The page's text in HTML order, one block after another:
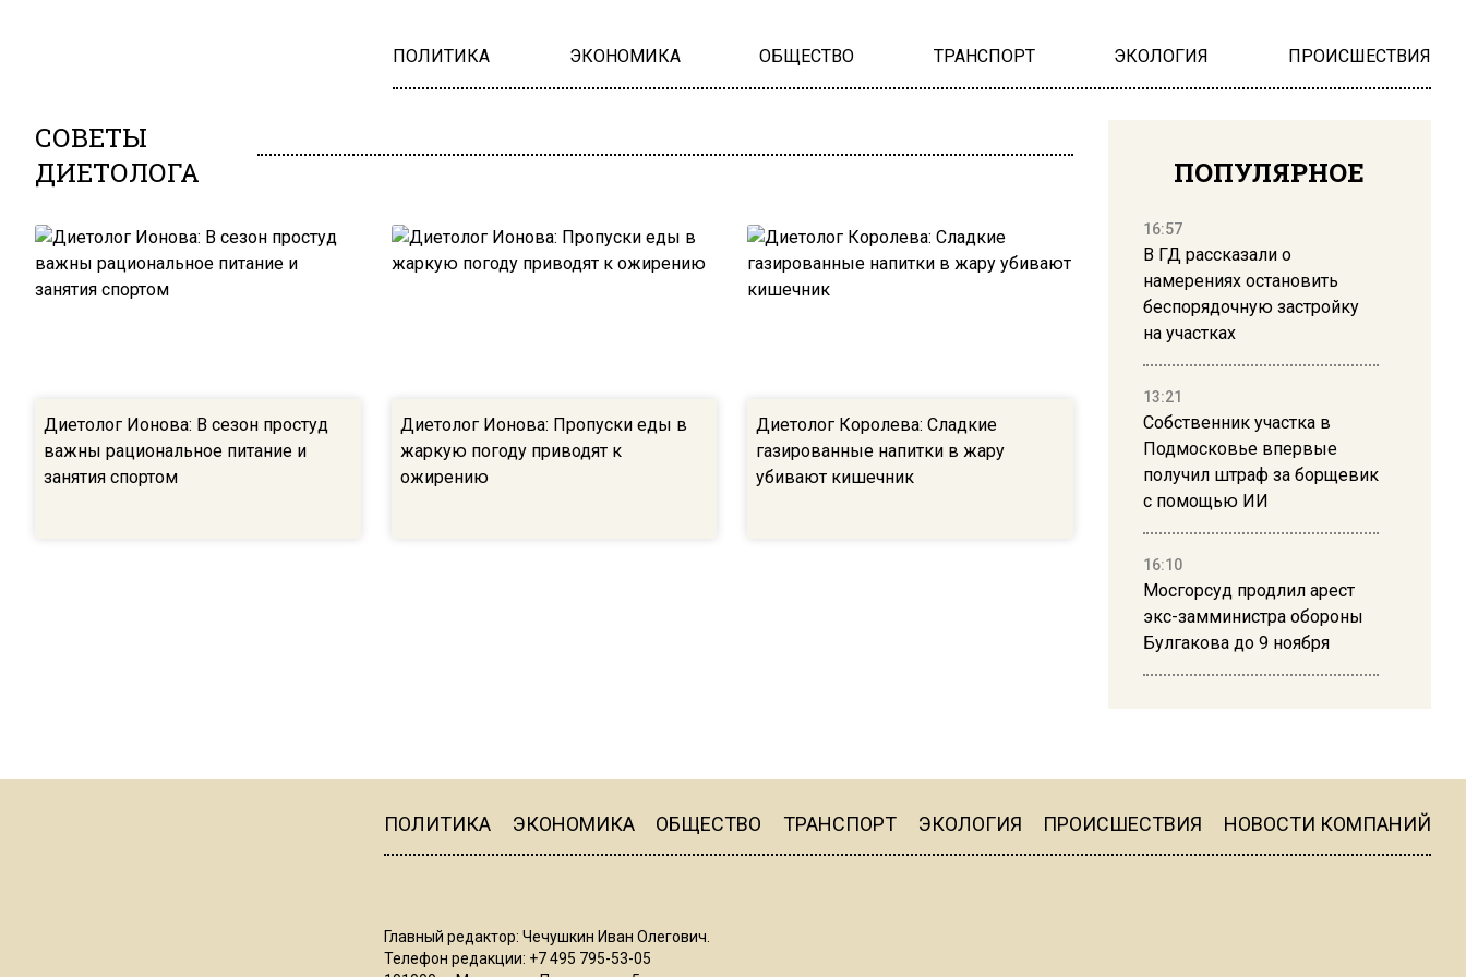
ПОЛИТИКА ЭКОНОМИКА ОБЩЕСТВО ТРАНСПОРТ ЭКОЛОГИЯ ПРОИСШЕСТВИЯ
СОВЕТЫ
ДИЕТОЛОГА
Диетолог Ионова: В сезон простуд
важны рациональное питание и
занятия спортом
Диетолог Ионова: Пропуски еды в
жаркую погоду приводят к
ожирению
Диетолог Королева: Сладкие
газированные напитки в жару
убивают кишечник
ПОПУЛЯРНОЕ
16:57
В ГД рассказали о
намерениях остановить
беспорядочную застройку
на участках
13:21
Собственник участка в
Подмосковье впервые
получил штраф за борщевик
с помощью ИИ
16:10
Мосгорсуд продлил арест
экс-замминистра обороны
Булгакова до 9 ноября
16:19
ПОЛИТИКА ЭКОНОМИКА ОБЩЕСТВО ТРАНСПОРТ ЭКОЛОГИЯ ПРОИСШЕСТВИЯ НОВОСТИ КОМПАНИЙ
Главный редактор: Чечушкин Иван Олегович.
Телефон редакции: +7 495 795-53-05